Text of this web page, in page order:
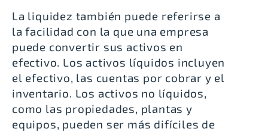
La liquidez también puede referirse a
la facilidad con la que una empresa
puede convertir sus activos en
efectivo. Los activos líquidos incluyen
el efectivo, las cuentas por cobrar y el
inventario. Los activos no líquidos,
como las propiedades, plantas y
equipos, pueden ser más difíciles de